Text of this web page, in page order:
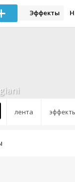
Эффекты
лента